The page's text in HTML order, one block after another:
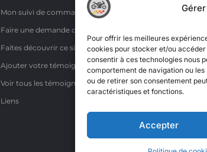
Pour offrir les meilleures
cookies pour stocker et/ou
consentir à ces technologies nous
comportement de navigation ou
ou de retirer son consentement
caractéristiques et fonctions.
Accepter
Mon suivi de commande
Faire une demande de retour
Faites découvrir ce site à un ami
Ajouter votre témoignage
Voir tous les témoignages
Liens
Email: